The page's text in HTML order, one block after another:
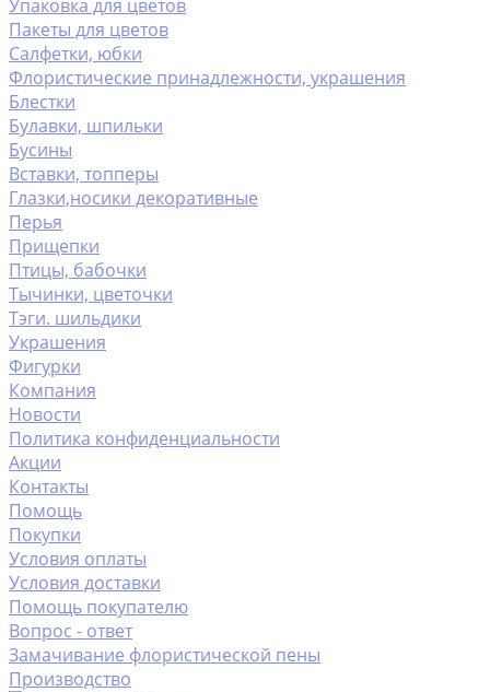
Упаковка для цветов
Пакеты для цветов
Салфетки, юбки
Флористические принадлежности, украшения
Блестки
Булавки, шпильки
Бусины
Вставки, топперы
Глазки,носики декоративные
Перья
Прищепки
Птицы, бабочки
Тычинки, цветочки
Тэги. шильдики
Украшения
Фигурки
Компания
Новости
Политика конфиденциальности
Акции
Контакты
Помощь
Покупки
Условия оплаты
Условия доставки
Помощь покупателю
Вопрос - ответ
Замачивание флористической пены
Производство